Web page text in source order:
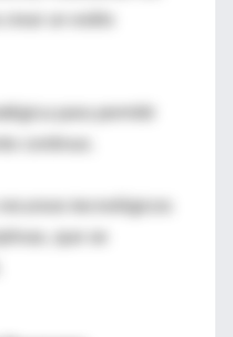
para permitir
tecnológicos